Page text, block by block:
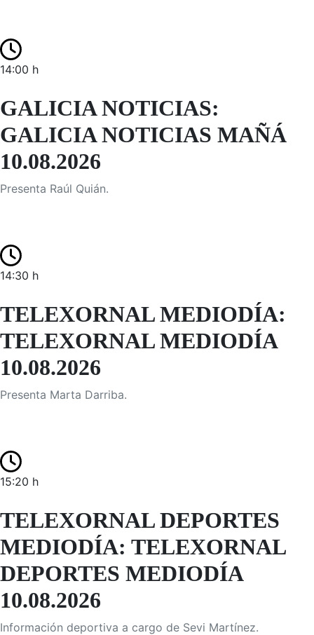
14:00 h
GALICIA NOTICIAS:
GALICIA NOTICIAS MAÑÁ
10.08.2026
Presenta Raúl Quián.
14:30 h
TELEXORNAL MEDIODÍA:
TELEXORNAL MEDIODÍA
10.08.2026
Presenta Marta Darriba.
15:20 h
TELEXORNAL DEPORTES
MEDIODÍA: TELEXORNAL
DEPORTES MEDIODÍA
10.08.2026
Información deportiva a cargo de Sevi Martínez.